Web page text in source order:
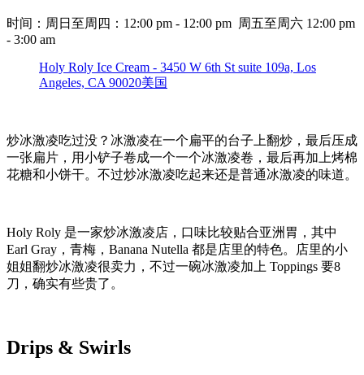
时间：周日至周四：12:00 pm - 12:00 pm 周五至周六 12:00 pm
- 3:00 am
Holy Roly Ice Cream - 3450 W 6th St suite 109a, Los
Angeles, CA 90020美国
炒冰激凌吃过没？冰激凌在一个扁平的台子上翻炒，最后压成
一张扁片，用小铲子卷成一个一个冰激凌卷，最后再加上烤棉
花糖和小饼干。不过炒冰激凌吃起来还是普通冰激凌的味道。
Holy Roly 是一家炒冰激凌店，口味比较贴合亚洲胃，其中
Earl Gray，青梅，Banana Nutella 都是店里的特色。店里的小
姐姐翻炒冰激凌很卖力，不过一碗冰激凌加上 Toppings 要8
刀，确实有些贵了。
Drips & Swirls